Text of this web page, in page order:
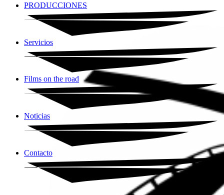
PRODUCCIONES
Servicios
Films on the road
Noticias
Contacto